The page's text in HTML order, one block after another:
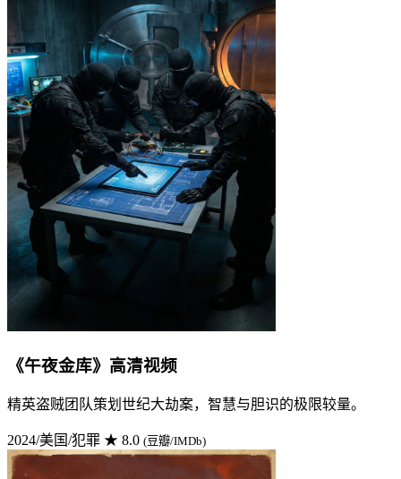
《午夜金库》高清视频
精英盗贼团队策划世纪大劫案，智慧与胆识的极限较量。
2024/美国/犯罪 ★ 8.0 (豆瓣/IMDb)